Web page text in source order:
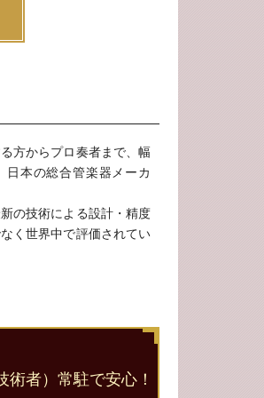
方からプロ奏者まで、幅
日本の総合管楽器メーカ
の技術による設計・精度
く世界中で評価されてい
者）常駐で安心！